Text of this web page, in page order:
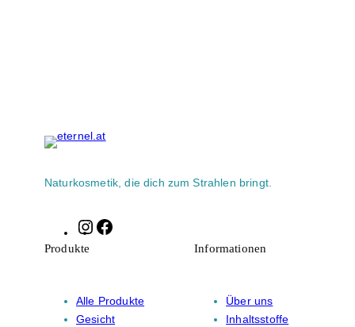
Naturkosmetik, die dich zum Strahlen bringt.
Instagram
Produkte
Alle Produkte
Gesicht
Informationen
Über uns
Inhaltsstoffe